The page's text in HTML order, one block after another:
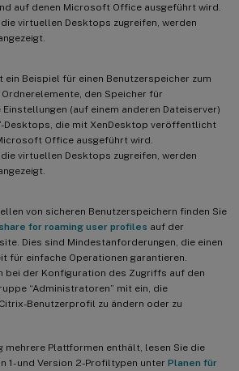
auf denen Microsoft Office ausgeführt wird.
virtuellen Desktops zugreifen, werden
von sicheren Benutzerspeichern finden Sie
for roaming user profiles auf der
Dies sind Mindestanforderungen, die einen
für einfache Operationen garantieren.
bei der Konfiguration des Zugriffs auf den
“Administratoren” mit ein, die
Benutzerprofil zu ändern oder zu
mehrere Plattformen enthält, lesen Sie die
1- und Version 2-Profiltypen unter Planen für